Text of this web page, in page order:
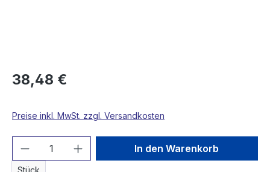
38,48 €
Preise inkl. MwSt. zzgl. Versandkosten
Produkt Anzahl: Gib den
Stück
In den Warenkorb